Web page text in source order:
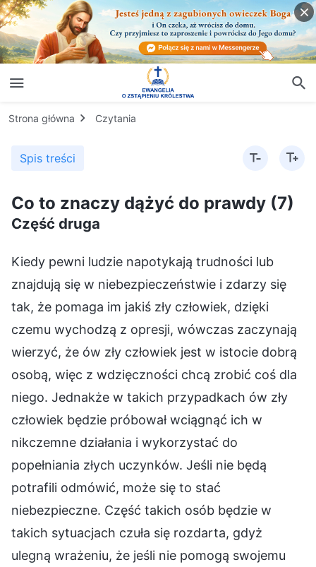
Strona główna Czytania
Spis treści
Co to znaczy dążyć do prawdy (7)
Część druga
Kiedy pewni ludzie napotykają trudności lub
znajdują się w niebezpieczeństwie i zdarzy się
tak, że pomaga im jakiś zły człowiek, dzięki
czemu wychodzą z opresji, wówczas zaczynają
wierzyć, że ów zły człowiek jest w istocie dobrą
osobą, więc z wdzięczności chcą zrobić coś dla
niego. Jednakże w takich przypadkach ów zły
człowiek będzie próbował wciągnąć ich w
nikczemne działania i wykorzystać do
popełniania złych uczynków. Jeśli nie będą
potrafili odmówić, może się to stać
niebezpieczne. Część takich osób będzie w
takich sytuacjach czuła się rozdarta, gdyż
ulegną wrażeniu, że jeśli nie pomogą swojemu